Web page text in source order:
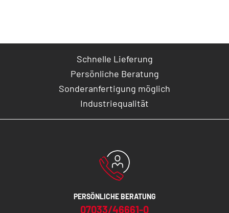
Schnelle Lieferung
Persönliche Beratung
Sonderanfertigung möglich
Industriequalität
PERSÖNLICHE BERATUNG
07033/46661-0